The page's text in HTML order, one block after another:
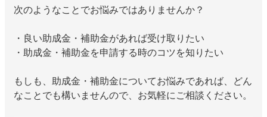
次のようなことでお悩みではありませんか？
・良い助成金・補助金があれば受け取りたい
・助成金・補助金を申請する時のコツを知りたい
もしも、助成金・補助金についてお悩みであれば、どん
なことでも構いませんので、お気軽にご相談ください。